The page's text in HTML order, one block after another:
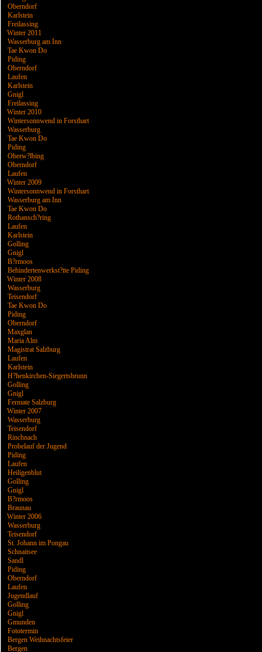
Oberndorf
Karlstein
Freilassing
Winter 2011
Wasserburg am Inn
Tae Kwon Do
Piding
Oberndorf
Laufen
Karlstein
Gnigl
Freilassing
Winter 2010
Wintersonnwend in Forsthart
Wasserburg
Tae Kwon Do
Piding
Oberw?lbing
Oberndorf
Laufen
Winter 2009
Wintersonnwend in Forsthart
Wasserburg am Inn
Tae Kwon Do
Rothansch?ring
Laufen
Karlstein
Golling
Gnigl
B?rmoos
Behindertenwerkst?tte Piding
Winter 2008
Wasserburg
Teisendorf
Tae Kwon Do
Piding
Oberndorf
Maxglan
Maria Alm
Magistrat Salzburg
Laufen
Karlstein
H?henkirchen-Siegertsbrunn
Golling
Gnigl
Fermate Salzburg
Winter 2007
Wasserburg
Teisendorf
Rinchnach
Probelauf der Jugend
Piding
Laufen
Heiligenblut
Golling
Gnigl
B?rmoos
Braunau
Winter 2006
Wasserburg
Teisendorf
St. Johann im Pongau
Schnaitsee
Sandl
Piding
Oberndorf
Laufen
Jugendlauf
Golling
Gnigl
Gmunden
Fototermin
Bergen Weihnachtsfeier
Bergen